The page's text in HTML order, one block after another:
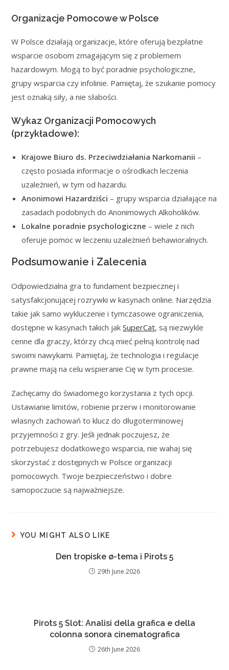
Organizacje Pomocowe w Polsce
W Polsce działają organizacje, które oferują bezpłatne
wsparcie osobom zmagającym się z problemem
hazardowym. Mogą to być poradnie psychologiczne,
grupy wsparcia czy infolinie. Pamiętaj, że szukanie pomocy
jest oznaką siły, a nie słabości.
Wykaz Organizacji Pomocowych
(przykładowe):
Krajowe Biuro ds. Przeciwdziałania Narkomanii –
często posiada informacje o ośrodkach leczenia
uzależnień, w tym od hazardu.
Anonimowi Hazardziści – grupy wsparcia działające na
zasadach podobnych do Anonimowych Alkoholików.
Lokalne poradnie psychologiczne – wiele z nich
oferuje pomoc w leczeniu uzależnień behawioralnych.
Podsumowanie i Zalecenia
Odpowiedzialna gra to fundament bezpiecznej i
satysfakcjonującej rozrywki w kasynach online. Narzędzia
takie jak samo wykluczenie i tymczasowe ograniczenia,
dostępne w kasynach takich jakSuperCat, są niezwykle
cenne dla graczy, którzy chcą mieć pełną kontrolę nad
swoimi nawykami. Pamiętaj, że technologia i regulacje
prawne mają na celu wspieranie Cię w tym procesie.
Zachęcamy do świadomego korzystania z tych opcji.
Ustawianie limitów, robienie przerw i monitorowanie
własnych zachowań to klucz do długoterminowej
przyjemności z gry. Jeśli jednak poczujesz, że
potrzebujesz dodatkowego wsparcia, nie wahaj się
skorzystać z dostępnych w Polsce organizacji
pomocowych. Twoje bezpieczeństwo i dobre
samopoczucie są najważniejsze.
YOU MIGHT ALSO LIKE
Den tropiske ø-tema i Pirots 5
29th June 2026
Pirots 5 Slot: Analisi della grafica e della
colonna sonora cinematografica
26th June 2026